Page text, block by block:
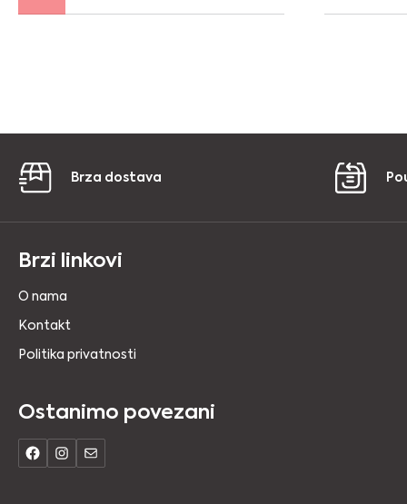
Brza dostava
Brzi linkovi
O nama
Kontakt
Politika privatnosti
Ostanimo povezani